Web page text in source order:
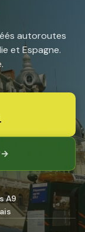
autoroutes
et Espagne.
→
A9